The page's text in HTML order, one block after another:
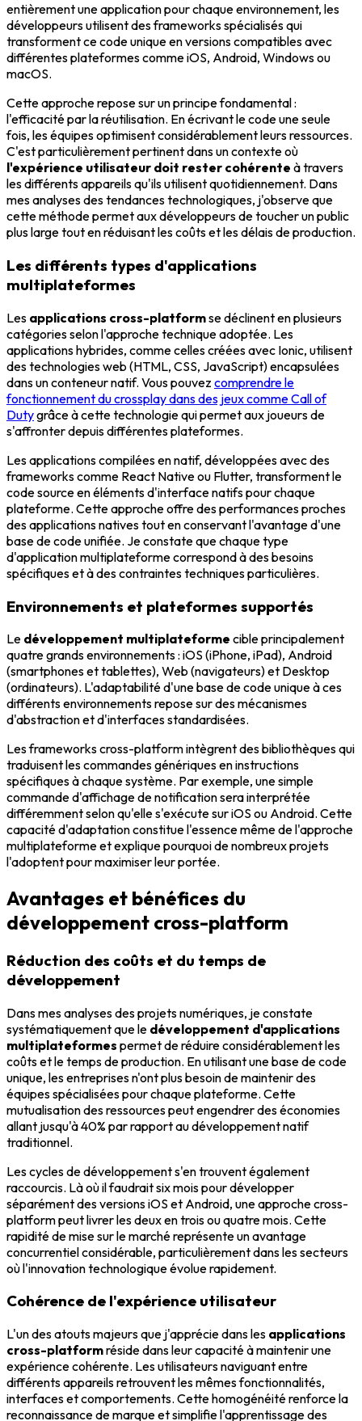
entièrement une application pour chaque environnement, les
développeurs utilisent des frameworks spécialisés qui
transforment ce code unique en versions compatibles avec
différentes plateformes comme iOS, Android, Windows ou
macOS.
Cette approche repose sur un principe fondamental :
l'efficacité par la réutilisation. En écrivant le code une seule
fois, les équipes optimisent considérablement leurs ressources.
C'est particulièrement pertinent dans un contexte où
l'expérience utilisateur doit rester cohérente à travers
les différents appareils qu'ils utilisent quotidiennement. Dans
mes analyses des tendances technologiques, j'observe que
cette méthode permet aux développeurs de toucher un public
plus large tout en réduisant les coûts et les délais de production.
Les différents types d'applications
multiplateformes
Les applications cross-platformse déclinent en plusieurs
catégories selon l'approche technique adoptée. Les
applications hybrides, comme celles créées avec Ionic, utilisent
des technologies web (HTML, CSS, JavaScript) encapsulées
dans un conteneur natif. Vous pouvez comprendre le
fonctionnement du crossplay dans des jeux comme Call of
Dutygrâce à cette technologie qui permet aux joueurs de
s'affronter depuis différentes plateformes.
Les applications compilées en natif, développées avec des
frameworks comme React Native ou Flutter, transforment le
code source en éléments d'interface natifs pour chaque
plateforme. Cette approche offre des performances proches
des applications natives tout en conservant l'avantage d'une
base de code unifiée. Je constate que chaque type
d'application multiplateforme correspond à des besoins
spécifiques et à des contraintes techniques particulières.
Environnements et plateformes supportés
Le développement multiplateforme cible principalement
quatre grands environnements : iOS (iPhone, iPad), Android
(smartphones et tablettes), Web (navigateurs) et Desktop
(ordinateurs). L'adaptabilité d'une base de code unique à ces
différents environnements repose sur des mécanismes
d'abstraction et d'interfaces standardisées.
Les frameworks cross-platform intègrent des bibliothèques qui
traduisent les commandes génériques en instructions
spécifiques à chaque système. Par exemple, une simple
commande d'affichage de notification sera interprétée
différemment selon qu'elle s'exécute sur iOS ou Android. Cette
capacité d'adaptation constitue l'essence même de l'approche
multiplateforme et explique pourquoi de nombreux projets
l'adoptent pour maximiser leur portée.
Avantages et bénéfices du
développement cross-platform
Réduction des coûts et du temps de
développement
Dans mes analyses des projets numériques, je constate
systématiquement que le développement d'applications
multiplateformes permet de réduire considérablement les
coûts et le temps de production. En utilisant une base de code
unique, les entreprises n'ont plus besoin de maintenir des
équipes spécialisées pour chaque plateforme. Cette
mutualisation des ressources peut engendrer des économies
allant jusqu'à 40% par rapport au développement natif
traditionnel.
Les cycles de développement s'en trouvent également
raccourcis. Là où il faudrait six mois pour développer
séparément des versions iOS et Android, une approche cross-
platform peut livrer les deux en trois ou quatre mois. Cette
rapidité de mise sur le marché représente un avantage
concurrentiel considérable, particulièrement dans les secteurs
où l'innovation technologique évolue rapidement.
Cohérence de l'expérience utilisateur
L'un des atouts majeurs que j'apprécie dans les applications
cross-platformréside dans leur capacité à maintenir une
expérience cohérente. Les utilisateurs naviguant entre
différents appareils retrouvent les mêmes fonctionnalités,
interfaces et comportements. Cette homogénéité renforce la
reconnaissance de marque et simplifie l'apprentissage des